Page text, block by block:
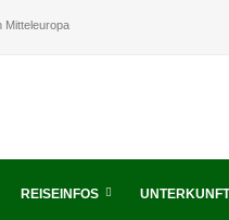
Mitteleuropa
REISEINFOS UNTERKUNFT